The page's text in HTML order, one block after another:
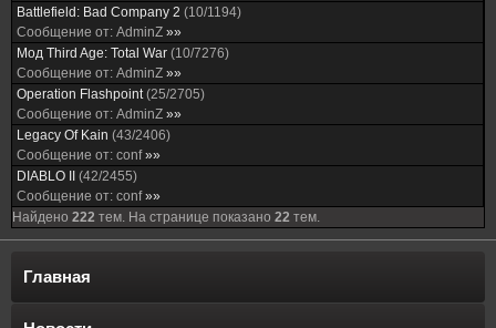
Battlefield: Bad Company 2 (10/1194)
Сообщение от: AdminZ »»
Мод Third Age: Total War (10/7276)
Сообщение от: AdminZ »»
Operation Flashpoint (25/2705)
Сообщение от: AdminZ »»
Legacy Of Kain (43/2406)
Сообщение от: conf »»
DIABLO II
(42/2455)
Сообщение от: conf »»
Найдено 222 тем. На странице показано 22 тем.
Главная